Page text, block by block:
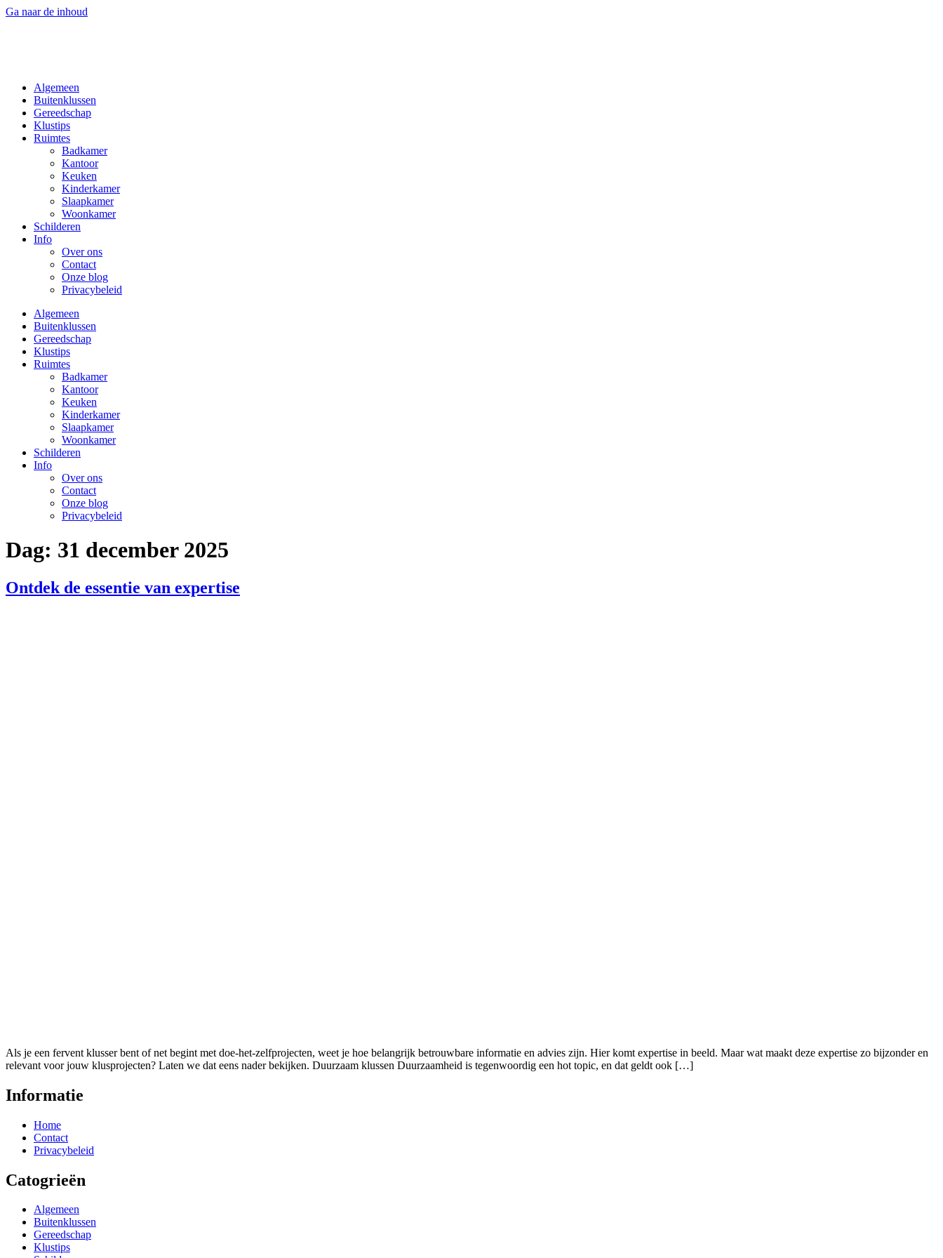
Ga naar de inhoud
Algemeen
Buitenklussen
Gereedschap
Klustips
Ruimtes
Badkamer
Kantoor
Keuken
Kinderkamer
Slaapkamer
Woonkamer
Schilderen
Info
Over ons
Contact
Onze blog
Privacybeleid
Algemeen
Buitenklussen
Gereedschap
Klustips
Ruimtes
Badkamer
Kantoor
Keuken
Kinderkamer
Slaapkamer
Woonkamer
Schilderen
Info
Over ons
Contact
Onze blog
Privacybeleid
Dag: 31 december 2025
Ontdek de essentie van expertise
Als je een fervent klusser bent of net begint met doe-het-zelfprojecten, weet je hoe belangrijk betrouwbare informatie en advies zijn. Hier komt expertise in beeld. Maar wat maakt deze expertise zo bijzonder en
relevant voor jouw klusprojecten? Laten we dat eens nader bekijken. Duurzaam klussen Duurzaamheid is tegenwoordig een hot topic, en dat geldt ook […]
Informatie
Home
Contact
Privacybeleid
Catogrieën
Algemeen
Buitenklussen
Gereedschap
Klustips